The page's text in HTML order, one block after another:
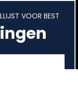
VOOR BEST